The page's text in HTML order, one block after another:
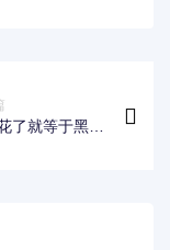
了就等于黑名